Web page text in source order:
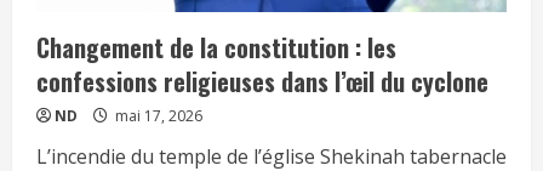
Changement de la constitution : les
confessions religieuses dans l’œil du cyclone
ND mai 17, 2026
L’incendie du temple de l’église Shekinah tabernacle